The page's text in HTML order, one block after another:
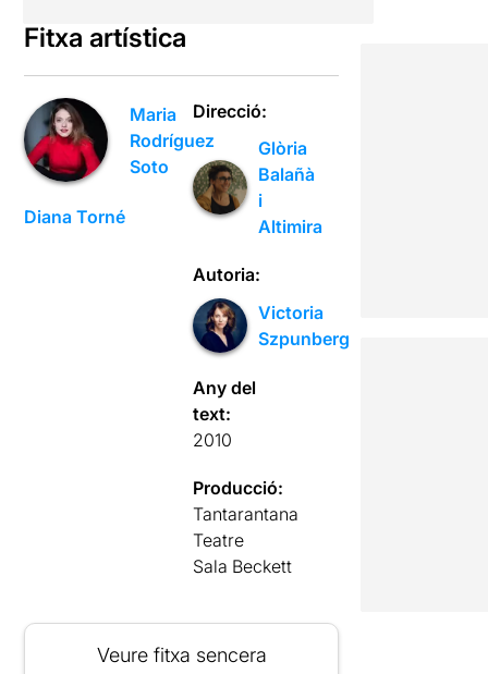
Fitxa artística
Maria
Rodríguez
Soto
Diana Torné
Direcció:
Glòria
Balañà
i
Altimira
Autoria:
Victoria
Szpunberg
Any del
text:
2010
Producció:
Tantarantana
Teatre
Sala Beckett
Veure fitxa sencera